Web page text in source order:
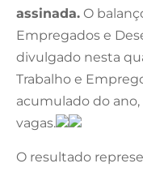
assinada. O
Empregados e
divulgado nesta
Trabalho e
acumulado do
vagas.
O resultado